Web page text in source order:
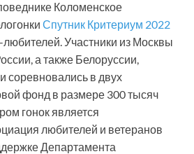
Коломенское
Спутник Критериум 2022
Участники из Москвы
а также Белоруссии,
соревновались в двух
фонд в размере 300 тысяч
гонок является
любителей и ветеранов
Департамента